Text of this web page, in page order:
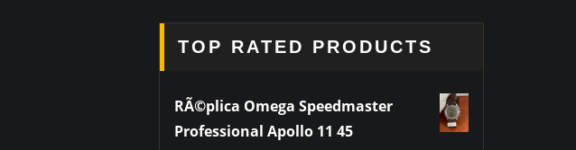
TOP RATED PRODUCTS
RÃ©plica Omega Speedmaster
Professional Apollo 11 45